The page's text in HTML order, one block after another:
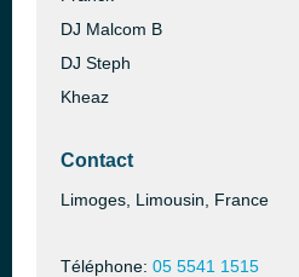
DJ Malcom B
DJ Steph
Kheaz
Contact
Limoges, Limousin, France
Téléphone: 05 5541 1515